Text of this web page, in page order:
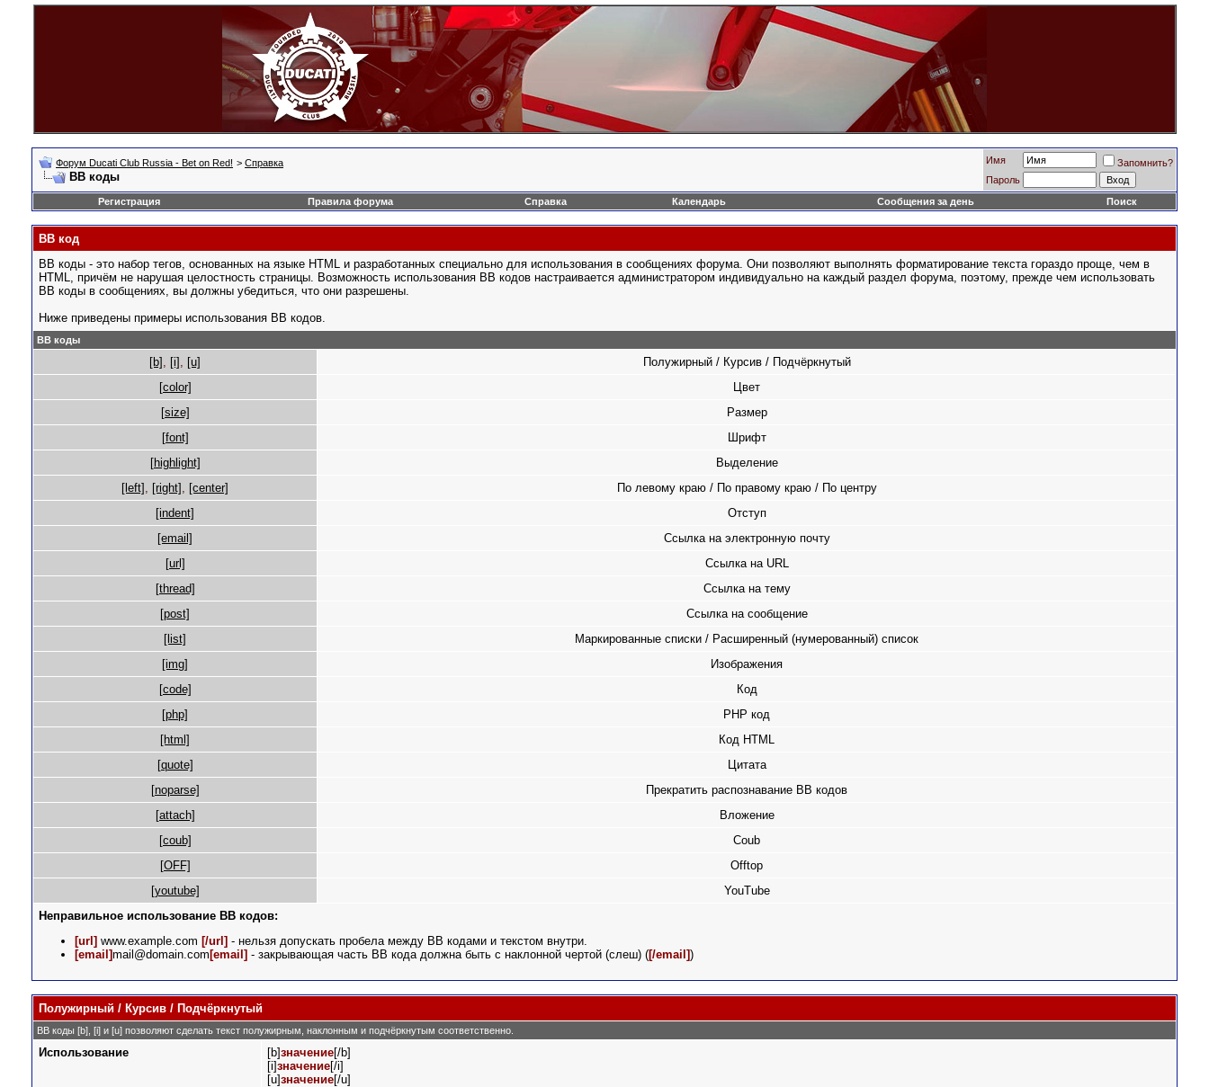
Форум Ducati Club Russia - Bet on Red! > Справка
BB коды
Имя
Запомнить?
Пароль
Регистрация
Правила форума Справка Календарь Сообщения за день Поиск
BB код
BB коды - это набор тегов, основанных на языке HTML и разработанных специально для использования в сообщениях форума. Они позволяют выполнять форматирование текста гораздо проще, чем в
HTML, причём не нарушая целостность страницы. Возможность использования BB кодов настраивается администратором индивидуально на каждый раздел форума, поэтому, прежде чем использовать
BB коды в сообщениях, вы должны убедиться, что они разрешены.
Ниже приведены примеры использования BB кодов.
BB коды
[b] , [i] , [u]
Полужирный / Курсив / Подчёркнутый
[color]
Цвет
[size]
Размер
[font]
Шрифт
[highlight]
Выделение
[left] , [right] , [center]
По левому краю / По правому краю / По центру
[indent]
Отступ
[email]
Ссылка на электронную почту
[url]
Ссылка на URL
[thread]
Ссылка на тему
[post]
Ссылка на сообщение
[list]
Маркированные списки / Расширенный (нумерованный) список
[img]
Изображения
[code]
Код
[php]
PHP код
[html]
Код HTML
[quote]
Цитата
[noparse]
Прекратить распознавание BB кодов
[attach]
Вложение
[coub]
Coub
[OFF]
Offtop
[youtube]
YouTube
Неправильное использование BB кодов:
[url] www.example.com [/url] - нельзя допускать пробела между BB кодами и текстом внутри.
[email]mail@domain.com [email] - закрывающая часть BB кода должна быть с наклонной чертой (слеш) ([/email])
Полужирный / Курсив / Подчёркнутый
BB коды [b], [i] и [u] позволяют сделать текст полужирным, наклонным и подчёркнутым соответственно.
Использование [b]значение[/b]
[i]значение[/i]
[u]значение[/u]